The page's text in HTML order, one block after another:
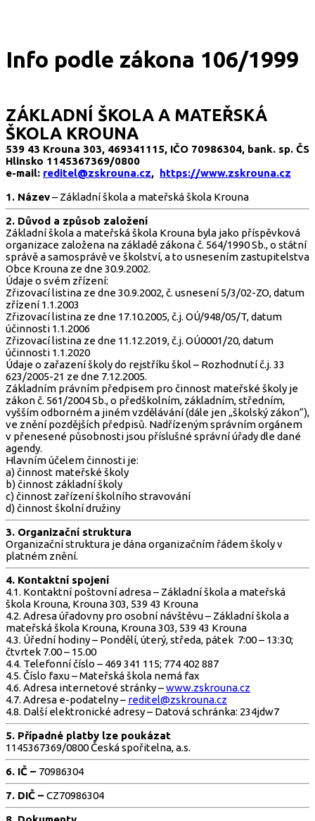
Info podle zákona 106/1999
ZÁKLADNÍ ŠKOLA A MATEŘSKÁ
ŠKOLA KROUNA
539 43 Krouna 303, 469341115, IČO 70986304, bank. sp. ČS
Hlinsko 1145367369/0800
e-mail: reditel@zskrouna.cz, https://www.zskrouna.cz
1. Název– Základní škola a mateřská škola Krouna
2. Důvod a způsob založení
Základní škola a mateřská škola Krouna byla jako příspěvková
organizace založena na základě zákona č. 564/1990 Sb., o státní
správě a samosprávě ve školství, a to usnesením zastupitelstva
Obce Krouna ze dne 30.9.2002.
Údaje o svém zřízení:
Zřizovací listina ze dne 30.9.2002, č. usnesení 5/3/02-ZO, datum
zřízení 1.1.2003
Zřizovací listina ze dne 17.10.2005, č.j. OÚ/948/05/T, datum
účinnosti 1.1.2006
Zřizovací listina ze dne 11.12.2019, č.j. OÚ0001/20, datum
účinnosti 1.1.2020
Údaje o zařazení školy do rejstříku škol – Rozhodnutí č.j. 33
623/2005-21 ze dne 7.12.2005.
Základním právním předpisem pro činnost mateřské školy je
zákon č. 561/2004 Sb., o předškolním, základním, středním,
vyšším odborném a jiném vzdělávání (dále jen „školský zákon“),
ve znění pozdějších předpisů. Nadřízeným správním orgánem
v přenesené působnosti jsou příslušné správní úřady dle dané
agendy.
Hlavním účelem činnosti je:
a) činnost mateřské školy
b) činnost základní školy
c) činnost zařízení školního stravování
d) činnost školní družiny
3. Organizační struktura
Organizační struktura je dána organizačním řádem školy v
platném znění.
4. Kontaktní spojení
4.1. Kontaktní poštovní adresa – Základní škola a mateřská
škola Krouna, Krouna 303, 539 43 Krouna
4.2. Adresa úřadovny pro osobní návštěvu – Základní škola a
mateřská škola Krouna, Krouna 303, 539 43 Krouna
4.3. Úřední hodiny – Pondělí, úterý, středa, pátek 7:00 – 13:30;
čtvrtek 7.00 – 15.00
4.4. Telefonní číslo – 469 341 115; 774 402 887
4.5. Číslo faxu – Mateřská škola nemá fax
4.6. Adresa internetové stránky –www.zskrouna.cz
4.7. Adresa e-podatelny – reditel@zskrouna.cz
4.8. Další elektronické adresy – Datová schránka: 234jdw7
5. Případné platby lze poukázat
1145367369/0800 Česká spořitelna, a.s.
6. IČ – 70986304
7. DIČ – CZ70986304